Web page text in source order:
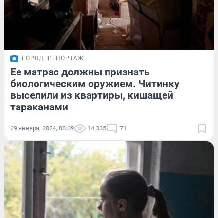
ГОРОД РЕПОРТАЖ
Ее матрас должны признать
биологическим оружием. Читинку
выселили из квартиры, кишащей
тараканами
29 января, 2024, 08:09 14 335 71